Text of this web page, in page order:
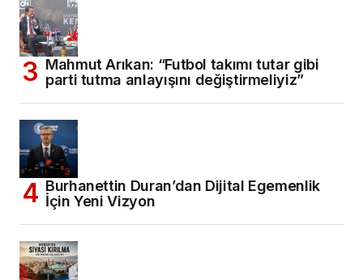
Mahmut Arıkan: “Futbol takımı tutar gibi
parti tutma anlayışını değiştirmeliyiz”
Burhanettin Duran’dan Dijital Egemenlik
İçin Yeni Vizyon